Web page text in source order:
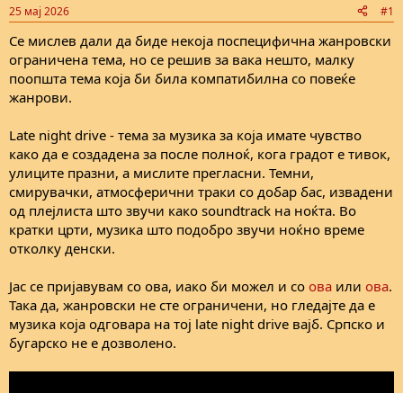
т
е
а
т
а
п
о
н
у
њ
е
25 мај 2026 #1
Се мислев дали да биде некоја поспецифична жанровски
ограничена тема, но се решив за вака нешто, малку
поопшта тема која би била компатибилна со повеќе
жанрови.
Late night drive - тема за музика за која имате чувство
како да е создадена за после полноќ, кога градот е тивок,
улиците празни, а мислите прегласни. Темни,
смирувачки, атмосферични траки со добар бас, извадени
од плејлиста што звучи како soundtrack на ноќта. Во
кратки црти, музика што подобро звучи ноќно време
отколку денски.
Јас се пријавувам со ова, иако би можел и со ова или ова.
Така да, жанровски не сте ограничени, но гледајте да е
музика која одговара на тој late night drive вајб. Српско и
бугарско не е дозволено.